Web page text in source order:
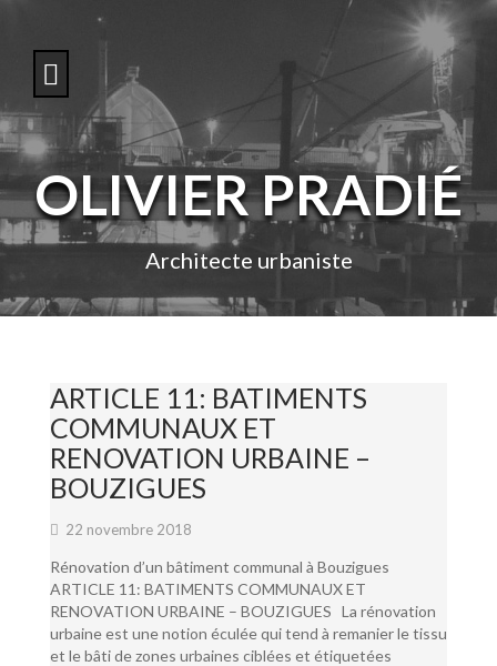
o
c
n
e
OLIVIER PRADIÉ
Architecte urbaniste
ARTICLE 11: BATIMENTS
COMMUNAUX ET
RENOVATION URBAINE –
BOUZIGUES
22 novembre 2018
Rénovation d’un bâtiment communal à Bouzigues
ARTICLE 11: BATIMENTS COMMUNAUX ET
RENOVATION URBAINE – BOUZIGUES La rénovation
urbaine est une notion éculée qui tend à remanier le tissu
et le bâti de zones urbaines ciblées et étiquetées